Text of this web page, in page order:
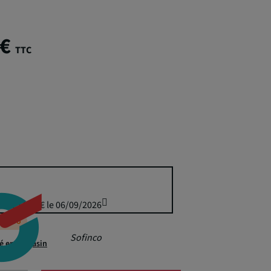
TTC
Sofinco
224,99 € le 06/09/2026
en magasin